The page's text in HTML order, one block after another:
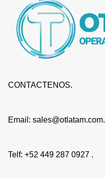
CONTACTENOS.
Email: sales@otlatam.com.
Telf: +52 449 287 0927 .